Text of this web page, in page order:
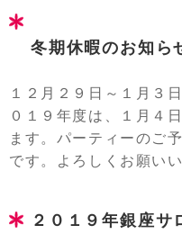
冬期休暇のお知ら
１２月２９日～１月３
０１９年度は、１月４
ます。パーティーのご
です。よろしくお願い
２０１９年銀座サ